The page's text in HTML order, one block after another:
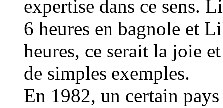
expertise dans ce sens.
6 heures en bagnole et
heures, ce serait la joie
de simples exemples.
En 1982, un certain pays